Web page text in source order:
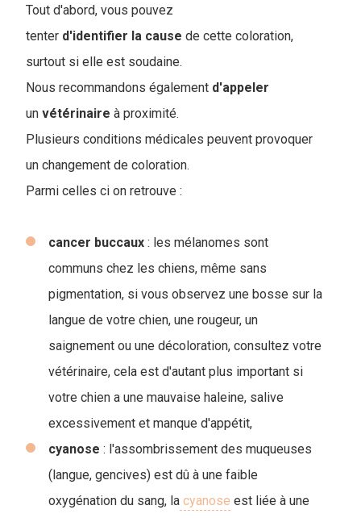
Tout d'abord, vous pouvez
tenter d'identifier la cause de cette coloration,
surtout si elle est soudaine.
Nous recommandons également d'appeler
un vétérinaire à proximité.
Plusieurs conditions médicales peuvent provoquer
un changement de coloration.
Parmi celles ci on retrouve :
cancer buccaux : les mélanomes sont
communs chez les chiens, même sans
pigmentation, si vous observez une bosse sur la
langue de votre chien, une rougeur, un
saignement ou une décoloration, consultez votre
vétérinaire, cela est d'autant plus important si
votre chien a une mauvaise haleine, salive
excessivement et manque d'appétit,
cyanose : l'assombrissement des muqueuses
(langue, gencives) est dû à une faible
oxygénation du sang, la cyanose est liée à une